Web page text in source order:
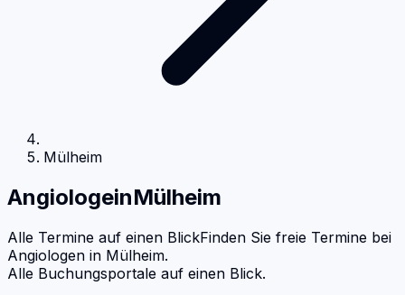
Mülheim
AngiologeinMülheim
Alle Termine auf einen BlickFinden Sie freie Termine bei
Angiologen in Mülheim.
Alle Buchungsportale auf einen Blick.